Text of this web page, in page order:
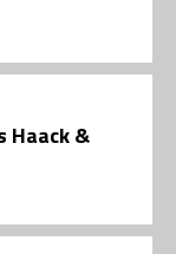
Haack &